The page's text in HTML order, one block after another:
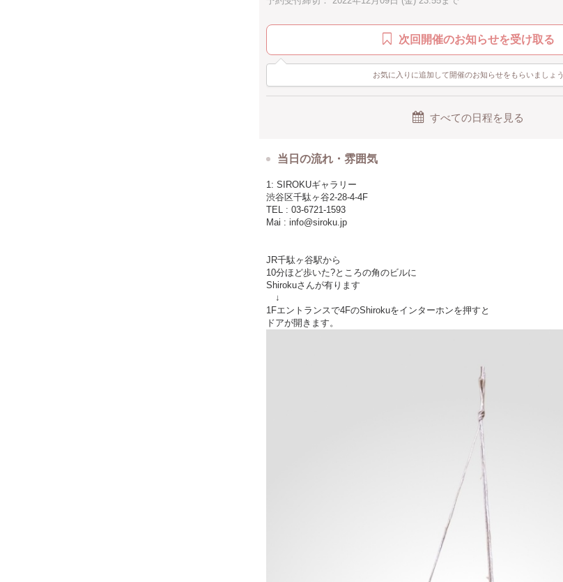
コニファーなどの香りにも癒されます
沢山のフレッシュ花材を使います
ワイヤーを巻いたりはしません
リボンは紅茶で染めたリボンを使います
残ったフレッシュ花材はぜひ持ち帰って
お部屋の中で香りもお楽しみくださいね
冬の閉め切ったお部屋をリフレッシュしてくれます♪
サイズ：直径（約35㎝）×高さ（約15〜20㎝）
※リボンのサイズは入っておりません。
次回開催のお知らせを受け取る
お気に入りに追加して開催のお知らせをもらいましょう
すべての日程を見る
当日の流れ・雰囲気
1: SIROKUギャラリー
渋谷区千駄ヶ谷2-28-4-4F
TEL : 03-6721-1593
Mai : info@siroku.jp
JR千駄ヶ谷駅から
10分ほど歩いた?ところの角のビルに
Shirokuさんが有ります
↓
1Fエントランスで4FのShirokuをインターホンを押すと
ドアが開きます。